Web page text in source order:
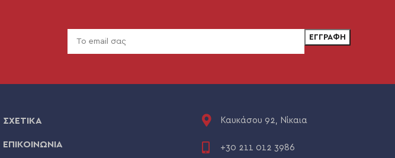
ΣΧΕΤΙΚΑ
ΕΠΙΚΟΙΝΩΝΙΑ
Καυκάσου 92, Νίκαια
+30 211 012 3986